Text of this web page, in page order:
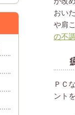
おい
や肩
の不
ＰＣ
ント